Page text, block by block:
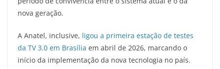
nova geração.
A Anatel, inclusive, ligou a primeira estação de testes
da TV 3.0 em Brasília em abril de 2026, marcando o
início da implementação da nova tecnologia no país.